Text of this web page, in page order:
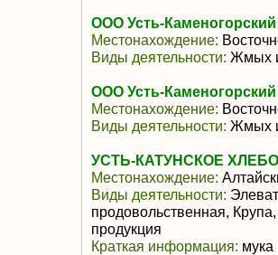
ООО Усть-
Местонахождение:
Виды деятельности: Жмых
ООО Усть-
Местонахождение:
Виды деятельности: Жмых
УСТЬ-КАТУНСКОЕ
Местонахождение:
Виды деятельности:
продовольственная,
продукция
Краткая информация: